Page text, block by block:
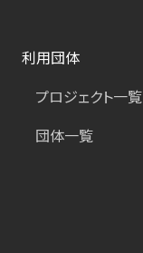
利用団体
プロジェクト一覧
団体一覧